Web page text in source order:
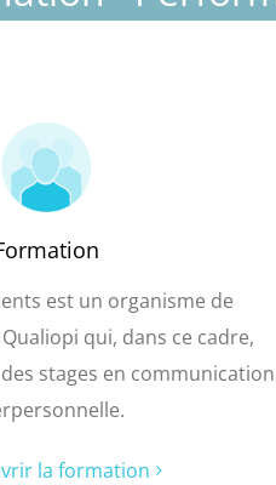
est un organisme de
qui, dans ce cadre,
stages en communication
la formation